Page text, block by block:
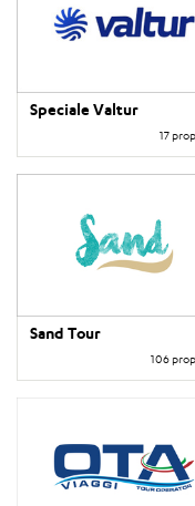
Speciale Valtur
17
Sand Tour
106